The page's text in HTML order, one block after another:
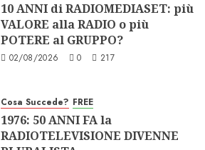
10 ANNI di RADIOMEDIASET: più
VALORE alla RADIO o più
POTERE al GRUPPO?
02/08/2026 0 217
Cosa Succede? FREE
1976: 50 ANNI FA la
RADIOTELEVISIONE DIVENNE